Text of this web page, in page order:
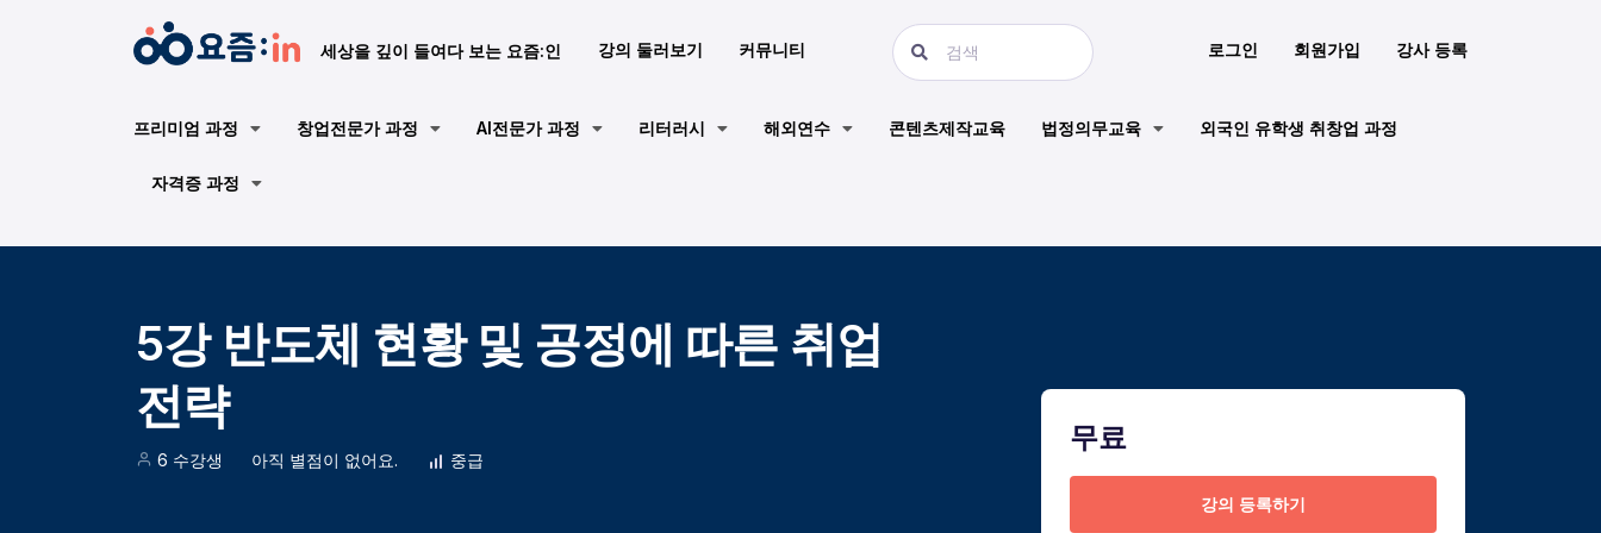
세상을 깊이 들여다 보는 요즘:인 강의 둘러보기 커뮤니티 로그인 회원가입 강사 등록
프리미엄 과정 창업전문가 과정 AI전문가 과정 리터러시 해외연수 콘텐츠제작교육 법정의무교육 외국인 유학생 취창업 과정
자격증 과정
5강 반도체 현황 및 공정에 따른 취업
전략
6 수강생 아직 별점이 없어요. 중급
무료
강의 등록하기